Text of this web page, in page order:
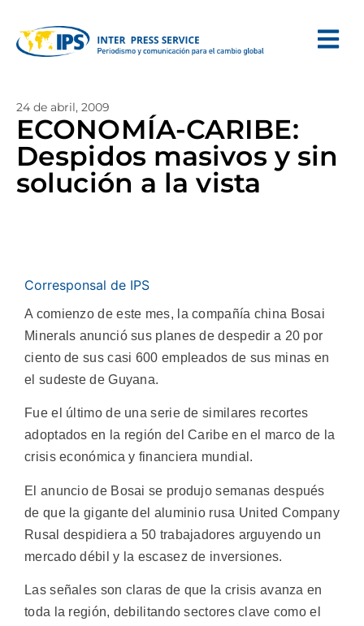
24 de abril, 2009
ECONOMÍA-CARIBE:
Despidos masivos y sin
solución a la vista
Corresponsal de IPS
A comienzo de este mes, la compañía china Bosai
Minerals anunció sus planes de despedir a 20 por
ciento de sus casi 600 empleados de sus minas en
el sudeste de Guyana.
Fue el último de una serie de similares recortes
adoptados en la región del Caribe en el marco de la
crisis económica y financiera mundial.
El anuncio de Bosai se produjo semanas después
de que la gigante del aluminio rusa United Company
Rusal despidiera a 50 trabajadores arguyendo un
mercado débil y la escasez de inversiones.
Las señales son claras de que la crisis avanza en
toda la región, debilitando sectores clave como el